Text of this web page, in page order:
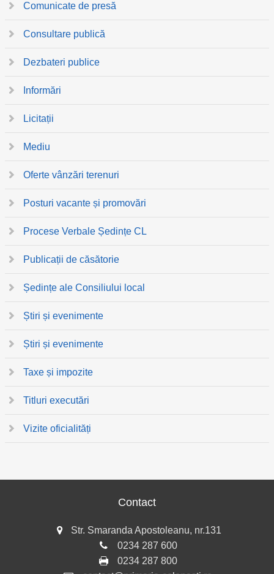
Comunicate de presă
Consultare publică
Dezbateri publice
Informări
Licitații
Mediu
Oferte vânzări terenuri
Posturi vacante și promovări
Procese Verbale Ședințe CL
Publicații de căsătorie
Ședințe ale Consiliului local
Știri și evenimente
Știri și evenimente
Taxe și impozite
Titluri executări
Vizite oficialități
Contact
Str. Smaranda Apostoleanu, nr.131
0234 287 600
0234 287 800